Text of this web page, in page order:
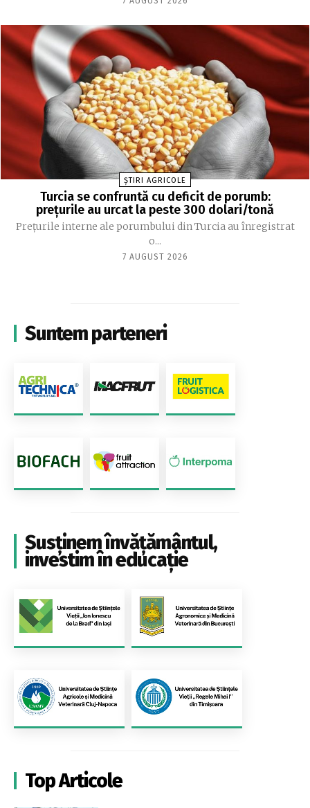
ȘTIRI AGRICOLE
Turcia se confruntă cu deficit de porumb:
prețurile au urcat la peste 300 dolari/tonă
Prețurile interne ale porumbului din Turcia au înregistrat
o...
7 AUGUST 2026
Suntem parteneri
Susținem învățământul,
investim în educație
Top Articole